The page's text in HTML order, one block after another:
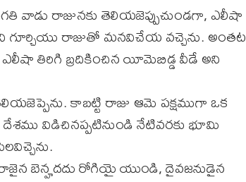
వాడు రాజునకు తెలియజెప్పుచుండగా, ఎలీషా
గూర్చియు రాజుతో మనవిచేయ వచ్చెను. అంతట
తిరిగి బ్రదికించిన యీమెబిడ్డ వీడే అని
కాబట్టి రాజు ఆమె పక్షముగా ఒక
విడిచినప్పటినుండి నేటివరకు భూమి
బెన్హదదు రోగియై యుండి, దైవజనుడైన